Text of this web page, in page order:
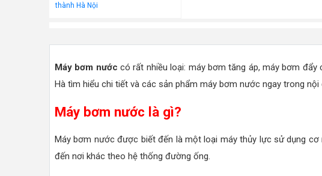
thành Hà Nội
Máy bơm nước có rất nhiều loại: máy bơm tăng áp, máy bơm đẩy
Hà tìm hiểu chi tiết và các sản phẩm máy bơm nước ngay trong nội
Máy bơm nước là gì?
Máy bơm nước được biết đến là một loại máy thủy lực sử dụng
đến nơi khác theo hệ thống đường ống.